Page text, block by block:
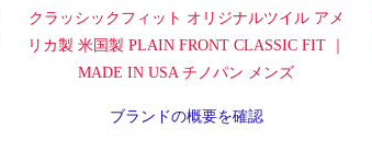
クラッシックフィット オリジナルツイル アメ
リカ製 米国製 PLAIN FRONT CLASSIC FIT ｜
MADE IN USA チノパン メンズ
ブランドの概要を確認